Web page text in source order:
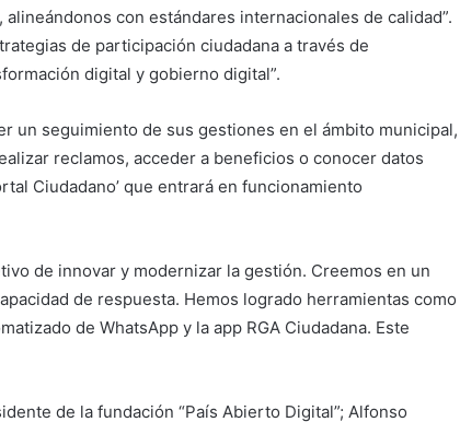
con estándares internacionales de calidad”.
de participación ciudadana a través de
digital y gobierno digital”.
un seguimiento de sus gestiones en el ámbito municipal,
reclamos, acceder a beneficios o conocer datos
Ciudadano’ que entrará en funcionamiento
de innovar y modernizar la gestión. Creemos en un
de respuesta. Hemos logrado herramientas como
de WhatsApp y la app RGA Ciudadana. Este
de la fundación “País Abierto Digital”; Alfonso